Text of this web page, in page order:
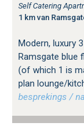
Self Catering
1 km van
Modern, luxury
Ramsgate blue
(of which 1 is
plan lounge/
besprekings /